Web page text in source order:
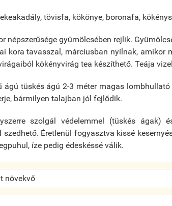
tövisfa, kökönye, boronafa,
népszerűsége gyümölcsében rejlik.
kora tavasszal, márciusban nyílnak, amikor
kökényvirág tea készíthető. Teája
ágú tüskés ágú 2-3 méter magas
bármilyen talajban jól fejlődik.
szolgál védelemmel (tüskés ágak)
szedhető. Éretlenül fogyasztva kissé
íze pedig édeskéssé válik.